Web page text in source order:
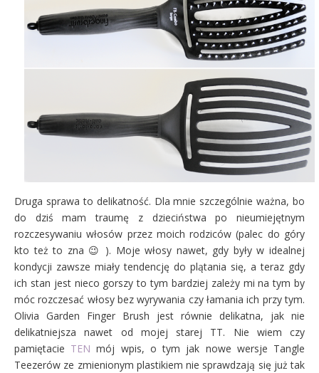
Druga sprawa to delikatność. Dla mnie szczególnie ważna, bo
do dziś mam traumę z dzieciństwa po nieumiejętnym
rozczesywaniu włosów przez moich rodziców (palec do góry
kto też to zna 😉 ). Moje włosy nawet, gdy były w idealnej
kondycji zawsze miały tendencję do plątania się, a teraz gdy
ich stan jest nieco gorszy to tym bardziej zależy mi na tym by
móc rozczesać włosy bez wyrywania czy łamania ich przy tym.
Olivia Garden Finger Brush jest równie delikatna, jak nie
delikatniejsza nawet od mojej starej TT. Nie wiem czy
pamiętacie TEN mój wpis, o tym jak nowe wersje Tangle
Teezerów ze zmienionym plastikiem nie sprawdzają się już tak